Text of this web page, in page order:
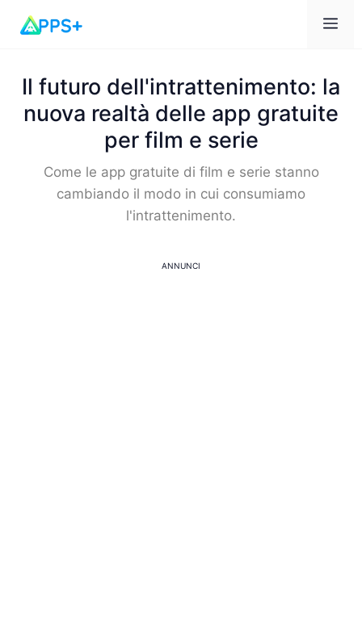
Il futuro dell'intrattenimento: la
nuova realtà delle app gratuite
per film e serie
Come le app gratuite di film e serie stanno
cambiando il modo in cui consumiamo
l'intrattenimento.
ANNUNCI